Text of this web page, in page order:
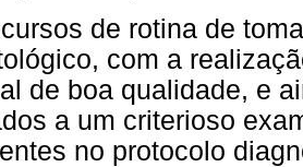
de rotina de
com a
de boa qualidade, e
a um criterioso
no protocolo